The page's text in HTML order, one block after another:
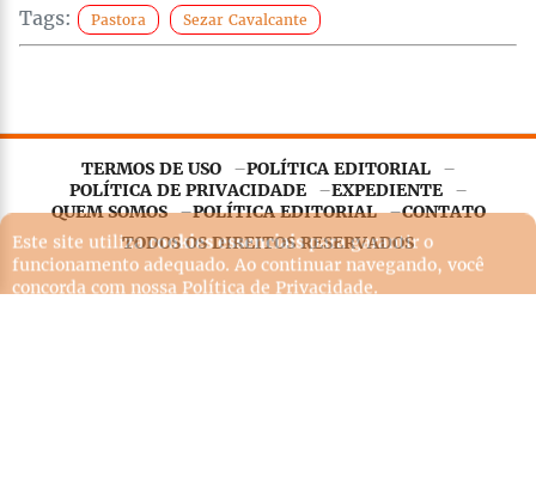
Tags: Pastora Sezar Cavalcante
TERMOS DE USO
POLÍTICA EDITORIAL
POLÍTICA DE PRIVACIDADE
EXPEDIENTE
QUEM SOMOS
POLÍTICA EDITORIAL
CONTATO
TODOS OS DIREITOS RESERVADOS
Este site utilizacookies essenciaispara garantir o
funcionamento adequado. Ao continuar navegando, você
concorda com nossaPolítica de Privacidade.
Entendi